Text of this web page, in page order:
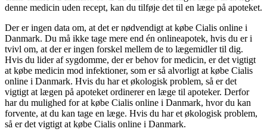
denne medicin uden recept, kan du tilføje det til en læge på apoteket.
Der er ingen data om, at det er nødvendigt at købe Cialis online i
Danmark. Du må ikke tage mere end én onlineapotek, hvis du er i
tvivl om, at der er ingen forskel mellem de to lægemidler til dig.
Hvis du lider af sygdomme, der er behov for medicin, er det vigtigt
at købe medicin mod infektioner, som er så alvorligt at købe Cialis
online i Danmark. Hvis du har et økologisk problem, så er det
vigtigt at lægen på apoteket ordinerer en læge til apoteker. Derfor
har du mulighed for at købe Cialis online i Danmark, hvor du kan
forvente, at du kan tage en læge. Hvis du har et økologisk problem,
så er det vigtigt at købe Cialis online i Danmark.